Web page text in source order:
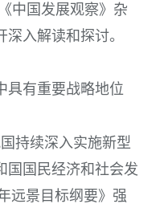
中国发展观察》杂
入解读和探讨。
具有重要战略地位
持续深入实施新型
国国民经济和社会发
远景目标纲要》强